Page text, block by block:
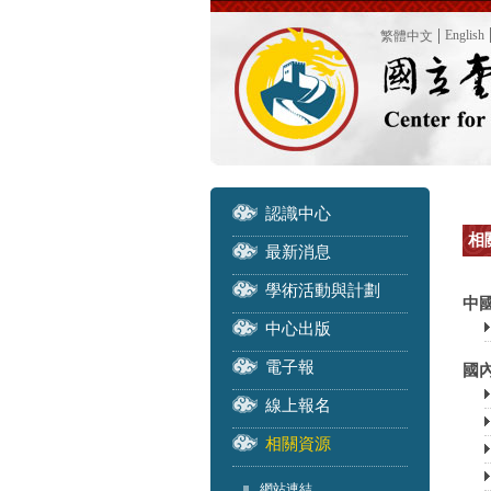
繁體中文 English
認識中心
最新消息
學術活動與計劃
中心出版
電子報
線上報名
相關資源
相
中
國